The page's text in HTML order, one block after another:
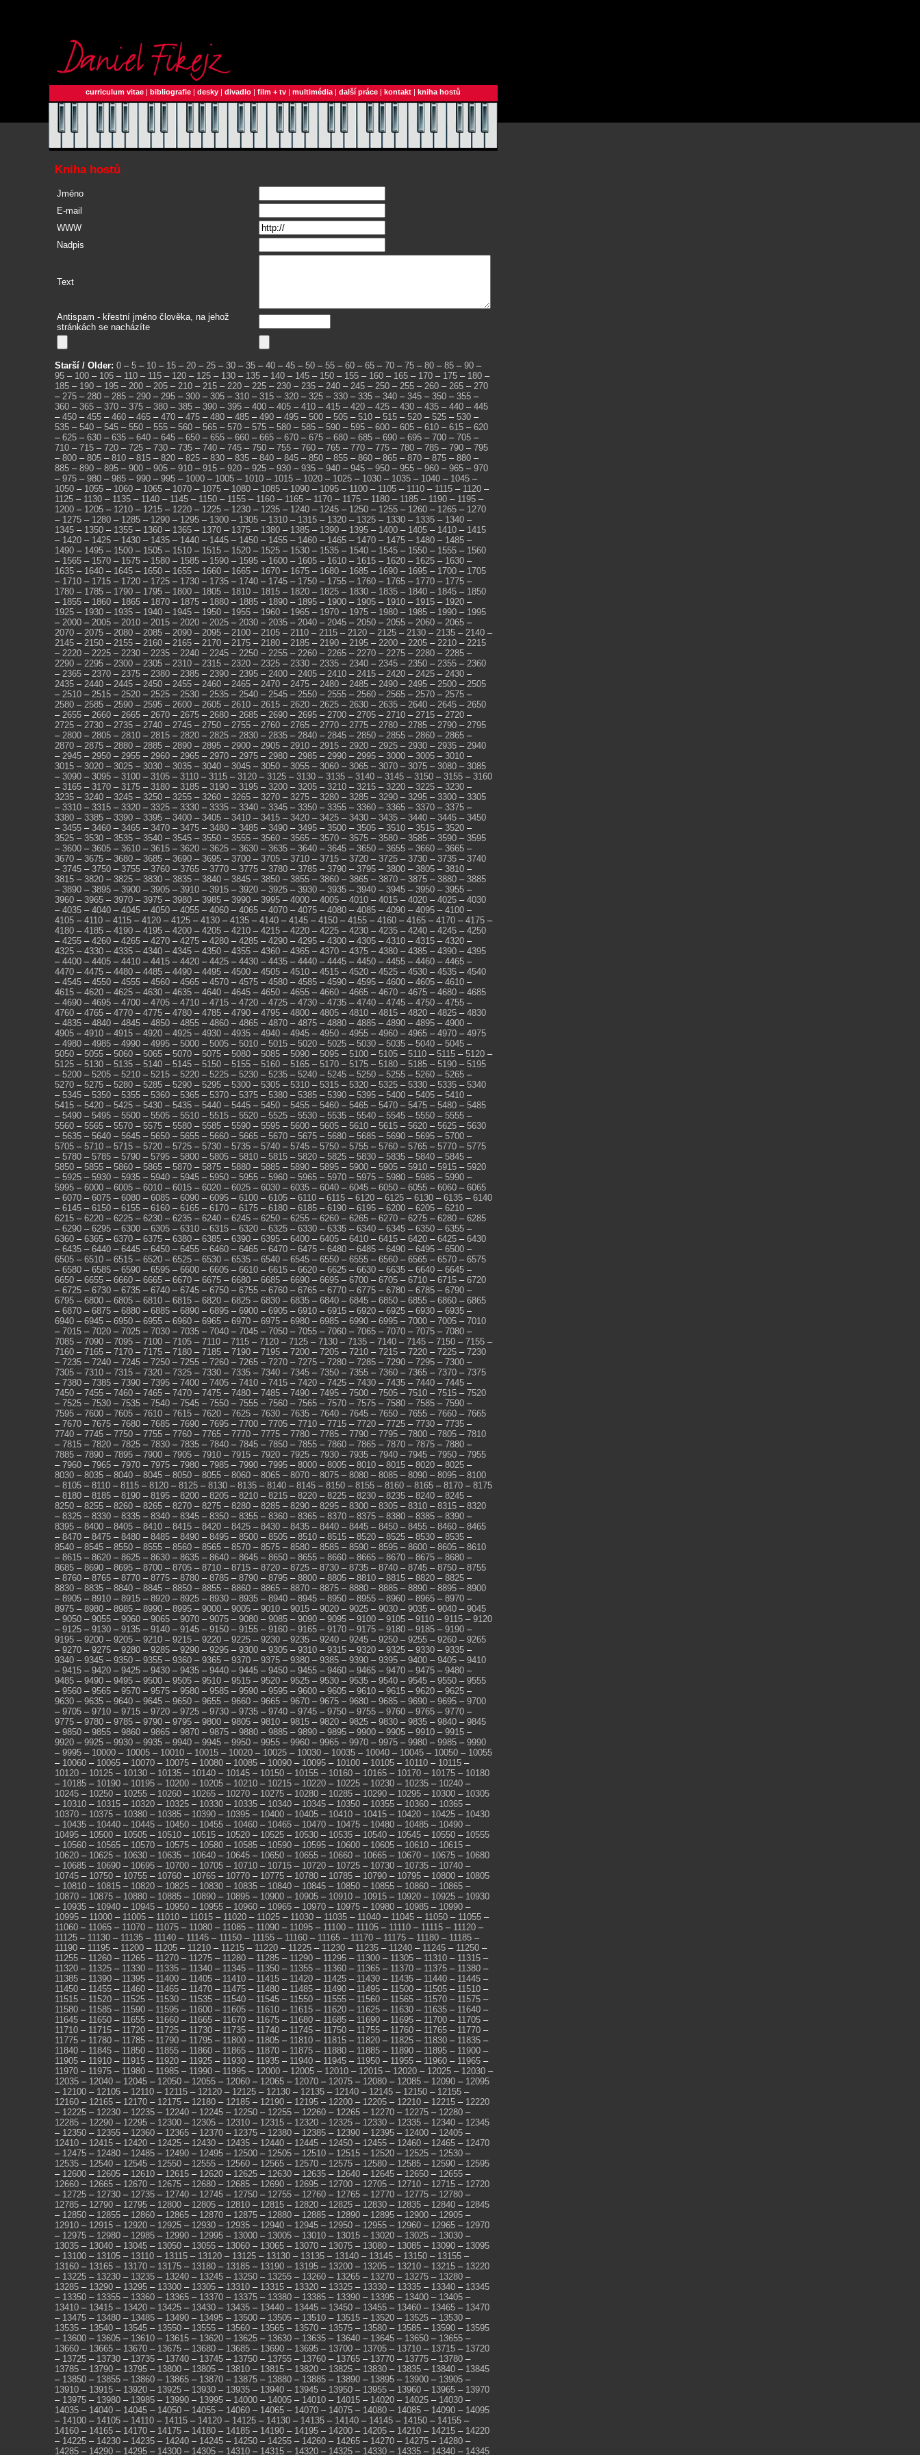
curriculum vitae | bibliografie | desky | divadlo | film + tv | multimédia | další práce | kontakt | kniha hostů
Kniha hostů
Jméno
E-mail
WWW
Nadpis
Text
Antispam - křestní jméno člověka, na jehož
stránkách se nacházíte
Starší / Older: 0 – 5 – 10 – 15 – 20 – 25 – 30 – 35 – 40 – 45 – 50 – 55 – 60 – 65 – 70 – 75 – 80 – 85 – 90 –
95 – 100 – 105 – 110 – 115 – 120 – 125 – 130 – 135 – 140 – 145 – 150 – 155 – 160 – 165 – 170 – 175 – 180 –
185 – 190 – 195 – 200 – 205 – 210 – 215 – 220 – 225 – 230 – 235 – 240 – 245 – 250 – 255 – 260 – 265 – 270
– 275 – 280 – 285 – 290 – 295 – 300 – 305 – 310 – 315 – 320 – 325 – 330 – 335 – 340 – 345 – 350 – 355 –
360 – 365 – 370 – 375 – 380 – 385 – 390 – 395 – 400 – 405 – 410 – 415 – 420 – 425 – 430 – 435 – 440 – 445
– 450 – 455 – 460 – 465 – 470 – 475 – 480 – 485 – 490 – 495 – 500 – 505 – 510 – 515 – 520 – 525 – 530 –
535 – 540 – 545 – 550 – 555 – 560 – 565 – 570 – 575 – 580 – 585 – 590 – 595 – 600 – 605 – 610 – 615 – 620
– 625 – 630 – 635 – 640 – 645 – 650 – 655 – 660 – 665 – 670 – 675 – 680 – 685 – 690 – 695 – 700 – 705 –
710 – 715 – 720 – 725 – 730 – 735 – 740 – 745 – 750 – 755 – 760 – 765 – 770 – 775 – 780 – 785 – 790 – 795
– 800 – 805 – 810 – 815 – 820 – 825 – 830 – 835 – 840 – 845 – 850 – 855 – 860 – 865 – 870 – 875 – 880 –
885 – 890 – 895 – 900 – 905 – 910 – 915 – 920 – 925 – 930 – 935 – 940 – 945 – 950 – 955 – 960 – 965 – 970
– 975 – 980 – 985 – 990 – 995 – 1000 – 1005 – 1010 – 1015 – 1020 – 1025 – 1030 – 1035 – 1040 – 1045 –
1050 – 1055 – 1060 – 1065 – 1070 – 1075 – 1080 – 1085 – 1090 – 1095 – 1100 – 1105 – 1110 – 1115 – 1120 –
1125 – 1130 – 1135 – 1140 – 1145 – 1150 – 1155 – 1160 – 1165 – 1170 – 1175 – 1180 – 1185 – 1190 – 1195 –
1200 – 1205 – 1210 – 1215 – 1220 – 1225 – 1230 – 1235 – 1240 – 1245 – 1250 – 1255 – 1260 – 1265 – 1270
– 1275 – 1280 – 1285 – 1290 – 1295 – 1300 – 1305 – 1310 – 1315 – 1320 – 1325 – 1330 – 1335 – 1340 –
1345 – 1350 – 1355 – 1360 – 1365 – 1370 – 1375 – 1380 – 1385 – 1390 – 1395 – 1400 – 1405 – 1410 – 1415
– 1420 – 1425 – 1430 – 1435 – 1440 – 1445 – 1450 – 1455 – 1460 – 1465 – 1470 – 1475 – 1480 – 1485 –
1490 – 1495 – 1500 – 1505 – 1510 – 1515 – 1520 – 1525 – 1530 – 1535 – 1540 – 1545 – 1550 – 1555 – 1560
– 1565 – 1570 – 1575 – 1580 – 1585 – 1590 – 1595 – 1600 – 1605 – 1610 – 1615 – 1620 – 1625 – 1630 –
1635 – 1640 – 1645 – 1650 – 1655 – 1660 – 1665 – 1670 – 1675 – 1680 – 1685 – 1690 – 1695 – 1700 – 1705
– 1710 – 1715 – 1720 – 1725 – 1730 – 1735 – 1740 – 1745 – 1750 – 1755 – 1760 – 1765 – 1770 – 1775 –
1780 – 1785 – 1790 – 1795 – 1800 – 1805 – 1810 – 1815 – 1820 – 1825 – 1830 – 1835 – 1840 – 1845 – 1850
– 1855 – 1860 – 1865 – 1870 – 1875 – 1880 – 1885 – 1890 – 1895 – 1900 – 1905 – 1910 – 1915 – 1920 –
1925 – 1930 – 1935 – 1940 – 1945 – 1950 – 1955 – 1960 – 1965 – 1970 – 1975 – 1980 – 1985 – 1990 – 1995
– 2000 – 2005 – 2010 – 2015 – 2020 – 2025 – 2030 – 2035 – 2040 – 2045 – 2050 – 2055 – 2060 – 2065 –
2070 – 2075 – 2080 – 2085 – 2090 – 2095 – 2100 – 2105 – 2110 – 2115 – 2120 – 2125 – 2130 – 2135 – 2140 –
2145 – 2150 – 2155 – 2160 – 2165 – 2170 – 2175 – 2180 – 2185 – 2190 – 2195 – 2200 – 2205 – 2210 – 2215
– 2220 – 2225 – 2230 – 2235 – 2240 – 2245 – 2250 – 2255 – 2260 – 2265 – 2270 – 2275 – 2280 – 2285 –
2290 – 2295 – 2300 – 2305 – 2310 – 2315 – 2320 – 2325 – 2330 – 2335 – 2340 – 2345 – 2350 – 2355 – 2360
– 2365 – 2370 – 2375 – 2380 – 2385 – 2390 – 2395 – 2400 – 2405 – 2410 – 2415 – 2420 – 2425 – 2430 –
2435 – 2440 – 2445 – 2450 – 2455 – 2460 – 2465 – 2470 – 2475 – 2480 – 2485 – 2490 – 2495 – 2500 – 2505
– 2510 – 2515 – 2520 – 2525 – 2530 – 2535 – 2540 – 2545 – 2550 – 2555 – 2560 – 2565 – 2570 – 2575 –
2580 – 2585 – 2590 – 2595 – 2600 – 2605 – 2610 – 2615 – 2620 – 2625 – 2630 – 2635 – 2640 – 2645 – 2650
– 2655 – 2660 – 2665 – 2670 – 2675 – 2680 – 2685 – 2690 – 2695 – 2700 – 2705 – 2710 – 2715 – 2720 –
2725 – 2730 – 2735 – 2740 – 2745 – 2750 – 2755 – 2760 – 2765 – 2770 – 2775 – 2780 – 2785 – 2790 – 2795
– 2800 – 2805 – 2810 – 2815 – 2820 – 2825 – 2830 – 2835 – 2840 – 2845 – 2850 – 2855 – 2860 – 2865 –
2870 – 2875 – 2880 – 2885 – 2890 – 2895 – 2900 – 2905 – 2910 – 2915 – 2920 – 2925 – 2930 – 2935 – 2940
– 2945 – 2950 – 2955 – 2960 – 2965 – 2970 – 2975 – 2980 – 2985 – 2990 – 2995 – 3000 – 3005 – 3010 –
3015 – 3020 – 3025 – 3030 – 3035 – 3040 – 3045 – 3050 – 3055 – 3060 – 3065 – 3070 – 3075 – 3080 – 3085
– 3090 – 3095 – 3100 – 3105 – 3110 – 3115 – 3120 – 3125 – 3130 – 3135 – 3140 – 3145 – 3150 – 3155 – 3160
– 3165 – 3170 – 3175 – 3180 – 3185 – 3190 – 3195 – 3200 – 3205 – 3210 – 3215 – 3220 – 3225 – 3230 –
3235 – 3240 – 3245 – 3250 – 3255 – 3260 – 3265 – 3270 – 3275 – 3280 – 3285 – 3290 – 3295 – 3300 – 3305
– 3310 – 3315 – 3320 – 3325 – 3330 – 3335 – 3340 – 3345 – 3350 – 3355 – 3360 – 3365 – 3370 – 3375 –
3380 – 3385 – 3390 – 3395 – 3400 – 3405 – 3410 – 3415 – 3420 – 3425 – 3430 – 3435 – 3440 – 3445 – 3450
– 3455 – 3460 – 3465 – 3470 – 3475 – 3480 – 3485 – 3490 – 3495 – 3500 – 3505 – 3510 – 3515 – 3520 –
3525 – 3530 – 3535 – 3540 – 3545 – 3550 – 3555 – 3560 – 3565 – 3570 – 3575 – 3580 – 3585 – 3590 – 3595
– 3600 – 3605 – 3610 – 3615 – 3620 – 3625 – 3630 – 3635 – 3640 – 3645 – 3650 – 3655 – 3660 – 3665 –
3670 – 3675 – 3680 – 3685 – 3690 – 3695 – 3700 – 3705 – 3710 – 3715 – 3720 – 3725 – 3730 – 3735 – 3740
– 3745 – 3750 – 3755 – 3760 – 3765 – 3770 – 3775 – 3780 – 3785 – 3790 – 3795 – 3800 – 3805 – 3810 –
3815 – 3820 – 3825 – 3830 – 3835 – 3840 – 3845 – 3850 – 3855 – 3860 – 3865 – 3870 – 3875 – 3880 – 3885
– 3890 – 3895 – 3900 – 3905 – 3910 – 3915 – 3920 – 3925 – 3930 – 3935 – 3940 – 3945 – 3950 – 3955 –
3960 – 3965 – 3970 – 3975 – 3980 – 3985 – 3990 – 3995 – 4000 – 4005 – 4010 – 4015 – 4020 – 4025 – 4030
– 4035 – 4040 – 4045 – 4050 – 4055 – 4060 – 4065 – 4070 – 4075 – 4080 – 4085 – 4090 – 4095 – 4100 –
4105 – 4110 – 4115 – 4120 – 4125 – 4130 – 4135 – 4140 – 4145 – 4150 – 4155 – 4160 – 4165 – 4170 – 4175 –
4180 – 4185 – 4190 – 4195 – 4200 – 4205 – 4210 – 4215 – 4220 – 4225 – 4230 – 4235 – 4240 – 4245 – 4250
– 4255 – 4260 – 4265 – 4270 – 4275 – 4280 – 4285 – 4290 – 4295 – 4300 – 4305 – 4310 – 4315 – 4320 –
4325 – 4330 – 4335 – 4340 – 4345 – 4350 – 4355 – 4360 – 4365 – 4370 – 4375 – 4380 – 4385 – 4390 – 4395
– 4400 – 4405 – 4410 – 4415 – 4420 – 4425 – 4430 – 4435 – 4440 – 4445 – 4450 – 4455 – 4460 – 4465 –
4470 – 4475 – 4480 – 4485 – 4490 – 4495 – 4500 – 4505 – 4510 – 4515 – 4520 – 4525 – 4530 – 4535 – 4540
– 4545 – 4550 – 4555 – 4560 – 4565 – 4570 – 4575 – 4580 – 4585 – 4590 – 4595 – 4600 – 4605 – 4610 –
4615 – 4620 – 4625 – 4630 – 4635 – 4640 – 4645 – 4650 – 4655 – 4660 – 4665 – 4670 – 4675 – 4680 – 4685
– 4690 – 4695 – 4700 – 4705 – 4710 – 4715 – 4720 – 4725 – 4730 – 4735 – 4740 – 4745 – 4750 – 4755 –
4760 – 4765 – 4770 – 4775 – 4780 – 4785 – 4790 – 4795 – 4800 – 4805 – 4810 – 4815 – 4820 – 4825 – 4830
– 4835 – 4840 – 4845 – 4850 – 4855 – 4860 – 4865 – 4870 – 4875 – 4880 – 4885 – 4890 – 4895 – 4900 –
4905 – 4910 – 4915 – 4920 – 4925 – 4930 – 4935 – 4940 – 4945 – 4950 – 4955 – 4960 – 4965 – 4970 – 4975
– 4980 – 4985 – 4990 – 4995 – 5000 – 5005 – 5010 – 5015 – 5020 – 5025 – 5030 – 5035 – 5040 – 5045 –
5050 – 5055 – 5060 – 5065 – 5070 – 5075 – 5080 – 5085 – 5090 – 5095 – 5100 – 5105 – 5110 – 5115 – 5120 –
5125 – 5130 – 5135 – 5140 – 5145 – 5150 – 5155 – 5160 – 5165 – 5170 – 5175 – 5180 – 5185 – 5190 – 5195
– 5200 – 5205 – 5210 – 5215 – 5220 – 5225 – 5230 – 5235 – 5240 – 5245 – 5250 – 5255 – 5260 – 5265 –
5270 – 5275 – 5280 – 5285 – 5290 – 5295 – 5300 – 5305 – 5310 – 5315 – 5320 – 5325 – 5330 – 5335 – 5340
– 5345 – 5350 – 5355 – 5360 – 5365 – 5370 – 5375 – 5380 – 5385 – 5390 – 5395 – 5400 – 5405 – 5410 –
5415 – 5420 – 5425 – 5430 – 5435 – 5440 – 5445 – 5450 – 5455 – 5460 – 5465 – 5470 – 5475 – 5480 – 5485
– 5490 – 5495 – 5500 – 5505 – 5510 – 5515 – 5520 – 5525 – 5530 – 5535 – 5540 – 5545 – 5550 – 5555 –
5560 – 5565 – 5570 – 5575 – 5580 – 5585 – 5590 – 5595 – 5600 – 5605 – 5610 – 5615 – 5620 – 5625 – 5630
– 5635 – 5640 – 5645 – 5650 – 5655 – 5660 – 5665 – 5670 – 5675 – 5680 – 5685 – 5690 – 5695 – 5700 –
5705 – 5710 – 5715 – 5720 – 5725 – 5730 – 5735 – 5740 – 5745 – 5750 – 5755 – 5760 – 5765 – 5770 – 5775
– 5780 – 5785 – 5790 – 5795 – 5800 – 5805 – 5810 – 5815 – 5820 – 5825 – 5830 – 5835 – 5840 – 5845 –
5850 – 5855 – 5860 – 5865 – 5870 – 5875 – 5880 – 5885 – 5890 – 5895 – 5900 – 5905 – 5910 – 5915 – 5920
– 5925 – 5930 – 5935 – 5940 – 5945 – 5950 – 5955 – 5960 – 5965 – 5970 – 5975 – 5980 – 5985 – 5990 –
5995 – 6000 – 6005 – 6010 – 6015 – 6020 – 6025 – 6030 – 6035 – 6040 – 6045 – 6050 – 6055 – 6060 – 6065
– 6070 – 6075 – 6080 – 6085 – 6090 – 6095 – 6100 – 6105 – 6110 – 6115 – 6120 – 6125 – 6130 – 6135 – 6140
– 6145 – 6150 – 6155 – 6160 – 6165 – 6170 – 6175 – 6180 – 6185 – 6190 – 6195 – 6200 – 6205 – 6210 –
6215 – 6220 – 6225 – 6230 – 6235 – 6240 – 6245 – 6250 – 6255 – 6260 – 6265 – 6270 – 6275 – 6280 – 6285
– 6290 – 6295 – 6300 – 6305 – 6310 – 6315 – 6320 – 6325 – 6330 – 6335 – 6340 – 6345 – 6350 – 6355 –
6360 – 6365 – 6370 – 6375 – 6380 – 6385 – 6390 – 6395 – 6400 – 6405 – 6410 – 6415 – 6420 – 6425 – 6430
– 6435 – 6440 – 6445 – 6450 – 6455 – 6460 – 6465 – 6470 – 6475 – 6480 – 6485 – 6490 – 6495 – 6500 –
6505 – 6510 – 6515 – 6520 – 6525 – 6530 – 6535 – 6540 – 6545 – 6550 – 6555 – 6560 – 6565 – 6570 – 6575
– 6580 – 6585 – 6590 – 6595 – 6600 – 6605 – 6610 – 6615 – 6620 – 6625 – 6630 – 6635 – 6640 – 6645 –
6650 – 6655 – 6660 – 6665 – 6670 – 6675 – 6680 – 6685 – 6690 – 6695 – 6700 – 6705 – 6710 – 6715 – 6720
– 6725 – 6730 – 6735 – 6740 – 6745 – 6750 – 6755 – 6760 – 6765 – 6770 – 6775 – 6780 – 6785 – 6790 –
6795 – 6800 – 6805 – 6810 – 6815 – 6820 – 6825 – 6830 – 6835 – 6840 – 6845 – 6850 – 6855 – 6860 – 6865
– 6870 – 6875 – 6880 – 6885 – 6890 – 6895 – 6900 – 6905 – 6910 – 6915 – 6920 – 6925 – 6930 – 6935 –
6940 – 6945 – 6950 – 6955 – 6960 – 6965 – 6970 – 6975 – 6980 – 6985 – 6990 – 6995 – 7000 – 7005 – 7010
– 7015 – 7020 – 7025 – 7030 – 7035 – 7040 – 7045 – 7050 – 7055 – 7060 – 7065 – 7070 – 7075 – 7080 –
7085 – 7090 – 7095 – 7100 – 7105 – 7110 – 7115 – 7120 – 7125 – 7130 – 7135 – 7140 – 7145 – 7150 – 7155 –
7160 – 7165 – 7170 – 7175 – 7180 – 7185 – 7190 – 7195 – 7200 – 7205 – 7210 – 7215 – 7220 – 7225 – 7230
– 7235 – 7240 – 7245 – 7250 – 7255 – 7260 – 7265 – 7270 – 7275 – 7280 – 7285 – 7290 – 7295 – 7300 –
7305 – 7310 – 7315 – 7320 – 7325 – 7330 – 7335 – 7340 – 7345 – 7350 – 7355 – 7360 – 7365 – 7370 – 7375
– 7380 – 7385 – 7390 – 7395 – 7400 – 7405 – 7410 – 7415 – 7420 – 7425 – 7430 – 7435 – 7440 – 7445 –
7450 – 7455 – 7460 – 7465 – 7470 – 7475 – 7480 – 7485 – 7490 – 7495 – 7500 – 7505 – 7510 – 7515 – 7520
– 7525 – 7530 – 7535 – 7540 – 7545 – 7550 – 7555 – 7560 – 7565 – 7570 – 7575 – 7580 – 7585 – 7590 –
7595 – 7600 – 7605 – 7610 – 7615 – 7620 – 7625 – 7630 – 7635 – 7640 – 7645 – 7650 – 7655 – 7660 – 7665
– 7670 – 7675 – 7680 – 7685 – 7690 – 7695 – 7700 – 7705 – 7710 – 7715 – 7720 – 7725 – 7730 – 7735 –
7740 – 7745 – 7750 – 7755 – 7760 – 7765 – 7770 – 7775 – 7780 – 7785 – 7790 – 7795 – 7800 – 7805 – 7810
– 7815 – 7820 – 7825 – 7830 – 7835 – 7840 – 7845 – 7850 – 7855 – 7860 – 7865 – 7870 – 7875 – 7880 –
7885 – 7890 – 7895 – 7900 – 7905 – 7910 – 7915 – 7920 – 7925 – 7930 – 7935 – 7940 – 7945 – 7950 – 7955
– 7960 – 7965 – 7970 – 7975 – 7980 – 7985 – 7990 – 7995 – 8000 – 8005 – 8010 – 8015 – 8020 – 8025 –
8030 – 8035 – 8040 – 8045 – 8050 – 8055 – 8060 – 8065 – 8070 – 8075 – 8080 – 8085 – 8090 – 8095 – 8100
– 8105 – 8110 – 8115 – 8120 – 8125 – 8130 – 8135 – 8140 – 8145 – 8150 – 8155 – 8160 – 8165 – 8170 – 8175
– 8180 – 8185 – 8190 – 8195 – 8200 – 8205 – 8210 – 8215 – 8220 – 8225 – 8230 – 8235 – 8240 – 8245 –
8250 – 8255 – 8260 – 8265 – 8270 – 8275 – 8280 – 8285 – 8290 – 8295 – 8300 – 8305 – 8310 – 8315 – 8320
– 8325 – 8330 – 8335 – 8340 – 8345 – 8350 – 8355 – 8360 – 8365 – 8370 – 8375 – 8380 – 8385 – 8390 –
8395 – 8400 – 8405 – 8410 – 8415 – 8420 – 8425 – 8430 – 8435 – 8440 – 8445 – 8450 – 8455 – 8460 – 8465
– 8470 – 8475 – 8480 – 8485 – 8490 – 8495 – 8500 – 8505 – 8510 – 8515 – 8520 – 8525 – 8530 – 8535 –
8540 – 8545 – 8550 – 8555 – 8560 – 8565 – 8570 – 8575 – 8580 – 8585 – 8590 – 8595 – 8600 – 8605 – 8610
– 8615 – 8620 – 8625 – 8630 – 8635 – 8640 – 8645 – 8650 – 8655 – 8660 – 8665 – 8670 – 8675 – 8680 –
8685 – 8690 – 8695 – 8700 – 8705 – 8710 – 8715 – 8720 – 8725 – 8730 – 8735 – 8740 – 8745 – 8750 – 8755
– 8760 – 8765 – 8770 – 8775 – 8780 – 8785 – 8790 – 8795 – 8800 – 8805 – 8810 – 8815 – 8820 – 8825 –
8830 – 8835 – 8840 – 8845 – 8850 – 8855 – 8860 – 8865 – 8870 – 8875 – 8880 – 8885 – 8890 – 8895 – 8900
– 8905 – 8910 – 8915 – 8920 – 8925 – 8930 – 8935 – 8940 – 8945 – 8950 – 8955 – 8960 – 8965 – 8970 –
8975 – 8980 – 8985 – 8990 – 8995 – 9000 – 9005 – 9010 – 9015 – 9020 – 9025 – 9030 – 9035 – 9040 – 9045
– 9050 – 9055 – 9060 – 9065 – 9070 – 9075 – 9080 – 9085 – 9090 – 9095 – 9100 – 9105 – 9110 – 9115 – 9120
– 9125 – 9130 – 9135 – 9140 – 9145 – 9150 – 9155 – 9160 – 9165 – 9170 – 9175 – 9180 – 9185 – 9190 –
9195 – 9200 – 9205 – 9210 – 9215 – 9220 – 9225 – 9230 – 9235 – 9240 – 9245 – 9250 – 9255 – 9260 – 9265
– 9270 – 9275 – 9280 – 9285 – 9290 – 9295 – 9300 – 9305 – 9310 – 9315 – 9320 – 9325 – 9330 – 9335 –
9340 – 9345 – 9350 – 9355 – 9360 – 9365 – 9370 – 9375 – 9380 – 9385 – 9390 – 9395 – 9400 – 9405 – 9410
– 9415 – 9420 – 9425 – 9430 – 9435 – 9440 – 9445 – 9450 – 9455 – 9460 – 9465 – 9470 – 9475 – 9480 –
9485 – 9490 – 9495 – 9500 – 9505 – 9510 – 9515 – 9520 – 9525 – 9530 – 9535 – 9540 – 9545 – 9550 – 9555
– 9560 – 9565 – 9570 – 9575 – 9580 – 9585 – 9590 – 9595 – 9600 – 9605 – 9610 – 9615 – 9620 – 9625 –
9630 – 9635 – 9640 – 9645 – 9650 – 9655 – 9660 – 9665 – 9670 – 9675 – 9680 – 9685 – 9690 – 9695 – 9700
– 9705 – 9710 – 9715 – 9720 – 9725 – 9730 – 9735 – 9740 – 9745 – 9750 – 9755 – 9760 – 9765 – 9770 –
9775 – 9780 – 9785 – 9790 – 9795 – 9800 – 9805 – 9810 – 9815 – 9820 – 9825 – 9830 – 9835 – 9840 – 9845
– 9850 – 9855 – 9860 – 9865 – 9870 – 9875 – 9880 – 9885 – 9890 – 9895 – 9900 – 9905 – 9910 – 9915 –
9920 – 9925 – 9930 – 9935 – 9940 – 9945 – 9950 – 9955 – 9960 – 9965 – 9970 – 9975 – 9980 – 9985 – 9990
– 9995 – 10000 – 10005 – 10010 – 10015 – 10020 – 10025 – 10030 – 10035 – 10040 – 10045 – 10050 – 10055
– 10060 – 10065 – 10070 – 10075 – 10080 – 10085 – 10090 – 10095 – 10100 – 10105 – 10110 – 10115 –
10120 – 10125 – 10130 – 10135 – 10140 – 10145 – 10150 – 10155 – 10160 – 10165 – 10170 – 10175 – 10180
– 10185 – 10190 – 10195 – 10200 – 10205 – 10210 – 10215 – 10220 – 10225 – 10230 – 10235 – 10240 –
10245 – 10250 – 10255 – 10260 – 10265 – 10270 – 10275 – 10280 – 10285 – 10290 – 10295 – 10300 – 10305
– 10310 – 10315 – 10320 – 10325 – 10330 – 10335 – 10340 – 10345 – 10350 – 10355 – 10360 – 10365 –
10370 – 10375 – 10380 – 10385 – 10390 – 10395 – 10400 – 10405 – 10410 – 10415 – 10420 – 10425 – 10430
– 10435 – 10440 – 10445 – 10450 – 10455 – 10460 – 10465 – 10470 – 10475 – 10480 – 10485 – 10490 –
10495 – 10500 – 10505 – 10510 – 10515 – 10520 – 10525 – 10530 – 10535 – 10540 – 10545 – 10550 – 10555
– 10560 – 10565 – 10570 – 10575 – 10580 – 10585 – 10590 – 10595 – 10600 – 10605 – 10610 – 10615 –
10620 – 10625 – 10630 – 10635 – 10640 – 10645 – 10650 – 10655 – 10660 – 10665 – 10670 – 10675 – 10680
– 10685 – 10690 – 10695 – 10700 – 10705 – 10710 – 10715 – 10720 – 10725 – 10730 – 10735 – 10740 –
10745 – 10750 – 10755 – 10760 – 10765 – 10770 – 10775 – 10780 – 10785 – 10790 – 10795 – 10800 – 10805
– 10810 – 10815 – 10820 – 10825 – 10830 – 10835 – 10840 – 10845 – 10850 – 10855 – 10860 – 10865 –
10870 – 10875 – 10880 – 10885 – 10890 – 10895 – 10900 – 10905 – 10910 – 10915 – 10920 – 10925 – 10930
– 10935 – 10940 – 10945 – 10950 – 10955 – 10960 – 10965 – 10970 – 10975 – 10980 – 10985 – 10990 –
10995 – 11000 – 11005 – 11010 – 11015 – 11020 – 11025 – 11030 – 11035 – 11040 – 11045 – 11050 – 11055 –
11060 – 11065 – 11070 – 11075 – 11080 – 11085 – 11090 – 11095 – 11100 – 11105 – 11110 – 11115 – 11120 –
11125 – 11130 – 11135 – 11140 – 11145 – 11150 – 11155 – 11160 – 11165 – 11170 – 11175 – 11180 – 11185 –
11190 – 11195 – 11200 – 11205 – 11210 – 11215 – 11220 – 11225 – 11230 – 11235 – 11240 – 11245 – 11250 –
11255 – 11260 – 11265 – 11270 – 11275 – 11280 – 11285 – 11290 – 11295 – 11300 – 11305 – 11310 – 11315 –
11320 – 11325 – 11330 – 11335 – 11340 – 11345 – 11350 – 11355 – 11360 – 11365 – 11370 – 11375 – 11380 –
11385 – 11390 – 11395 – 11400 – 11405 – 11410 – 11415 – 11420 – 11425 – 11430 – 11435 – 11440 – 11445 –
11450 – 11455 – 11460 – 11465 – 11470 – 11475 – 11480 – 11485 – 11490 – 11495 – 11500 – 11505 – 11510 –
11515 – 11520 – 11525 – 11530 – 11535 – 11540 – 11545 – 11550 – 11555 – 11560 – 11565 – 11570 – 11575 –
11580 – 11585 – 11590 – 11595 – 11600 – 11605 – 11610 – 11615 – 11620 – 11625 – 11630 – 11635 – 11640 –
11645 – 11650 – 11655 – 11660 – 11665 – 11670 – 11675 – 11680 – 11685 – 11690 – 11695 – 11700 – 11705 –
11710 – 11715 – 11720 – 11725 – 11730 – 11735 – 11740 – 11745 – 11750 – 11755 – 11760 – 11765 – 11770 –
11775 – 11780 – 11785 – 11790 – 11795 – 11800 – 11805 – 11810 – 11815 – 11820 – 11825 – 11830 – 11835 –
11840 – 11845 – 11850 – 11855 – 11860 – 11865 – 11870 – 11875 – 11880 – 11885 – 11890 – 11895 – 11900 –
11905 – 11910 – 11915 – 11920 – 11925 – 11930 – 11935 – 11940 – 11945 – 11950 – 11955 – 11960 – 11965 –
11970 – 11975 – 11980 – 11985 – 11990 – 11995 – 12000 – 12005 – 12010 – 12015 – 12020 – 12025 – 12030 –
12035 – 12040 – 12045 – 12050 – 12055 – 12060 – 12065 – 12070 – 12075 – 12080 – 12085 – 12090 – 12095
– 12100 – 12105 – 12110 – 12115 – 12120 – 12125 – 12130 – 12135 – 12140 – 12145 – 12150 – 12155 –
12160 – 12165 – 12170 – 12175 – 12180 – 12185 – 12190 – 12195 – 12200 – 12205 – 12210 – 12215 – 12220
– 12225 – 12230 – 12235 – 12240 – 12245 – 12250 – 12255 – 12260 – 12265 – 12270 – 12275 – 12280 –
12285 – 12290 – 12295 – 12300 – 12305 – 12310 – 12315 – 12320 – 12325 – 12330 – 12335 – 12340 – 12345
– 12350 – 12355 – 12360 – 12365 – 12370 – 12375 – 12380 – 12385 – 12390 – 12395 – 12400 – 12405 –
12410 – 12415 – 12420 – 12425 – 12430 – 12435 – 12440 – 12445 – 12450 – 12455 – 12460 – 12465 – 12470
– 12475 – 12480 – 12485 – 12490 – 12495 – 12500 – 12505 – 12510 – 12515 – 12520 – 12525 – 12530 –
12535 – 12540 – 12545 – 12550 – 12555 – 12560 – 12565 – 12570 – 12575 – 12580 – 12585 – 12590 – 12595
– 12600 – 12605 – 12610 – 12615 – 12620 – 12625 – 12630 – 12635 – 12640 – 12645 – 12650 – 12655 –
12660 – 12665 – 12670 – 12675 – 12680 – 12685 – 12690 – 12695 – 12700 – 12705 – 12710 – 12715 – 12720
– 12725 – 12730 – 12735 – 12740 – 12745 – 12750 – 12755 – 12760 – 12765 – 12770 – 12775 – 12780 –
12785 – 12790 – 12795 – 12800 – 12805 – 12810 – 12815 – 12820 – 12825 – 12830 – 12835 – 12840 – 12845
– 12850 – 12855 – 12860 – 12865 – 12870 – 12875 – 12880 – 12885 – 12890 – 12895 – 12900 – 12905 –
12910 – 12915 – 12920 – 12925 – 12930 – 12935 – 12940 – 12945 – 12950 – 12955 – 12960 – 12965 – 12970
– 12975 – 12980 – 12985 – 12990 – 12995 – 13000 – 13005 – 13010 – 13015 – 13020 – 13025 – 13030 –
13035 – 13040 – 13045 – 13050 – 13055 – 13060 – 13065 – 13070 – 13075 – 13080 – 13085 – 13090 – 13095
– 13100 – 13105 – 13110 – 13115 – 13120 – 13125 – 13130 – 13135 – 13140 – 13145 – 13150 – 13155 –
13160 – 13165 – 13170 – 13175 – 13180 – 13185 – 13190 – 13195 – 13200 – 13205 – 13210 – 13215 – 13220
– 13225 – 13230 – 13235 – 13240 – 13245 – 13250 – 13255 – 13260 – 13265 – 13270 – 13275 – 13280 –
13285 – 13290 – 13295 – 13300 – 13305 – 13310 – 13315 – 13320 – 13325 – 13330 – 13335 – 13340 – 13345
– 13350 – 13355 – 13360 – 13365 – 13370 – 13375 – 13380 – 13385 – 13390 – 13395 – 13400 – 13405 –
13410 – 13415 – 13420 – 13425 – 13430 – 13435 – 13440 – 13445 – 13450 – 13455 – 13460 – 13465 – 13470
– 13475 – 13480 – 13485 – 13490 – 13495 – 13500 – 13505 – 13510 – 13515 – 13520 – 13525 – 13530 –
13535 – 13540 – 13545 – 13550 – 13555 – 13560 – 13565 – 13570 – 13575 – 13580 – 13585 – 13590 – 13595
– 13600 – 13605 – 13610 – 13615 – 13620 – 13625 – 13630 – 13635 – 13640 – 13645 – 13650 – 13655 –
13660 – 13665 – 13670 – 13675 – 13680 – 13685 – 13690 – 13695 – 13700 – 13705 – 13710 – 13715 – 13720
– 13725 – 13730 – 13735 – 13740 – 13745 – 13750 – 13755 – 13760 – 13765 – 13770 – 13775 – 13780 –
13785 – 13790 – 13795 – 13800 – 13805 – 13810 – 13815 – 13820 – 13825 – 13830 – 13835 – 13840 – 13845
– 13850 – 13855 – 13860 – 13865 – 13870 – 13875 – 13880 – 13885 – 13890 – 13895 – 13900 – 13905 –
13910 – 13915 – 13920 – 13925 – 13930 – 13935 – 13940 – 13945 – 13950 – 13955 – 13960 – 13965 – 13970
– 13975 – 13980 – 13985 – 13990 – 13995 – 14000 – 14005 – 14010 – 14015 – 14020 – 14025 – 14030 –
14035 – 14040 – 14045 – 14050 – 14055 – 14060 – 14065 – 14070 – 14075 – 14080 – 14085 – 14090 – 14095
– 14100 – 14105 – 14110 – 14115 – 14120 – 14125 – 14130 – 14135 – 14140 – 14145 – 14150 – 14155 –
14160 – 14165 – 14170 – 14175 – 14180 – 14185 – 14190 – 14195 – 14200 – 14205 – 14210 – 14215 – 14220
– 14225 – 14230 – 14235 – 14240 – 14245 – 14250 – 14255 – 14260 – 14265 – 14270 – 14275 – 14280 –
14285 – 14290 – 14295 – 14300 – 14305 – 14310 – 14315 – 14320 – 14325 – 14330 – 14335 – 14340 – 14345